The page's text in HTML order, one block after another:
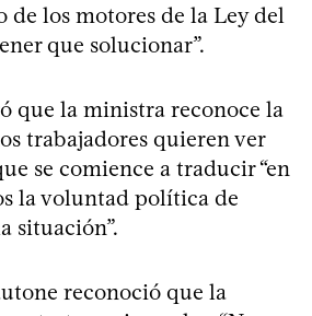
los motores de la Ley del
que solucionar”.
que la ministra reconoce la
trabajadores quieren ver
se comience a traducir “en
la voluntad política de
situación”.
reconoció que la